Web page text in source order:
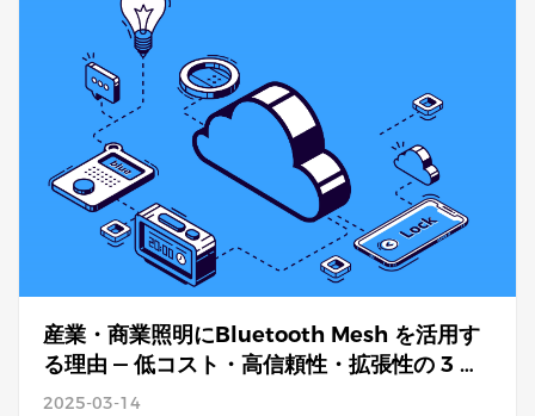
産業・商業照明にBluetooth Mesh を活用す
る理由 — 低コスト・高信頼性・拡張性の 3 大
メリット
2025-03-14